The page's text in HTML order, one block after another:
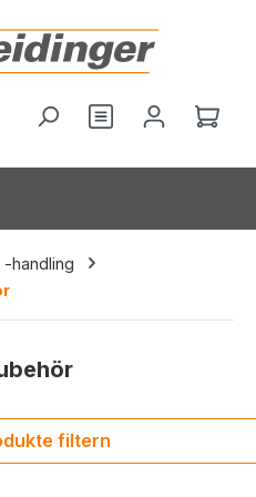
Du hast 0
handling
filtern